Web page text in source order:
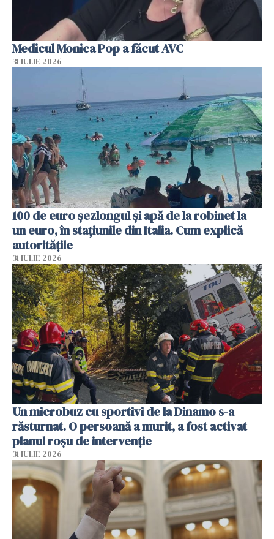
Medicul Monica Pop a făcut AVC
31 IULIE 2026
100 de euro șezlongul și apă de la robinet la
un euro, în stațiunile din Italia. Cum explică
autoritățile
31 IULIE 2026
Un microbuz cu sportivi de la Dinamo s-a
răsturnat. O persoană a murit, a fost activat
planul roșu de intervenție
31 IULIE 2026